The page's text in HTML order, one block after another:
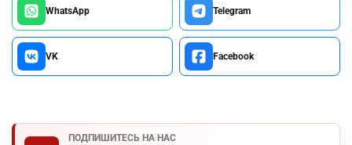
WhatsApp Telegram
VK Facebook
ПОДПИШИТЕСЬ НА НАС